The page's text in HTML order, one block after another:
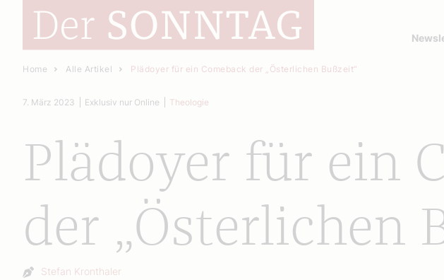
Home Alle Artikel Plädoyer für ein Comeback der „Österlichen Bußzeit“
Plädoyer für ein
der „Österlichen
7. März 2023 Exklusiv nur Online Theologie
Autor:
Stefan Kronthaler